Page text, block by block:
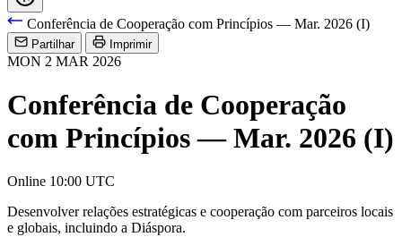
Conferência de Cooperação com Princípios — Mar. 2026 (I)
Partilhar Imprimir
MON 2 MAR 2026
Conferência de Cooperação
com Princípios — Mar. 2026 (I)
Online 10:00 UTC
Desenvolver relações estratégicas e cooperação com parceiros locais
e globais, incluindo a Diáspora.